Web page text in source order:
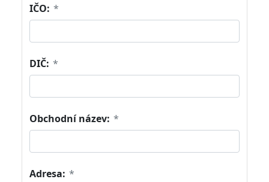
IČO: *
DIČ: *
Obchodní název: *
Adresa: *